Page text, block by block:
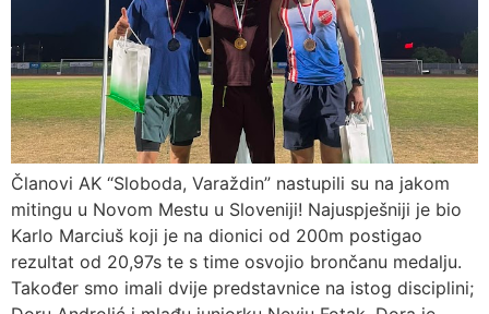
Članovi AK “Sloboda, Varaždin” nastupili su na jakom
mitingu u Novom Mestu u Sloveniji! Najuspješniji je bio
Karlo Marciuš koji je na dionici od 200m postigao
rezultat od 20,97s te s time osvojio brončanu medalju.
Također smo imali dvije predstavnice na istog disciplini;